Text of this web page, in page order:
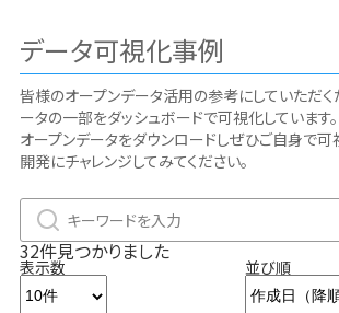
データ可視化事例
皆様のオープンデータ活用の参考にしていただく
ータの一部をダッシュボードで可視化しています。
オープンデータをダウンロードしぜひご自身で
開発にチャレンジしてみてください。
32件見つかりました
表示数 並び順